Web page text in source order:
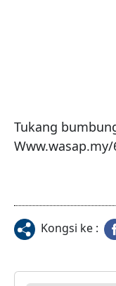
Tukang
Kongsi ke :